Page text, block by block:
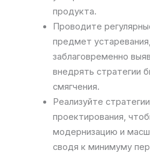
продукта.
Проводите
предмет
заблаговременно
внедрять стратегии
смягчения.
Реализуйте
проектирования,
модернизацию и
сводя к минимуму